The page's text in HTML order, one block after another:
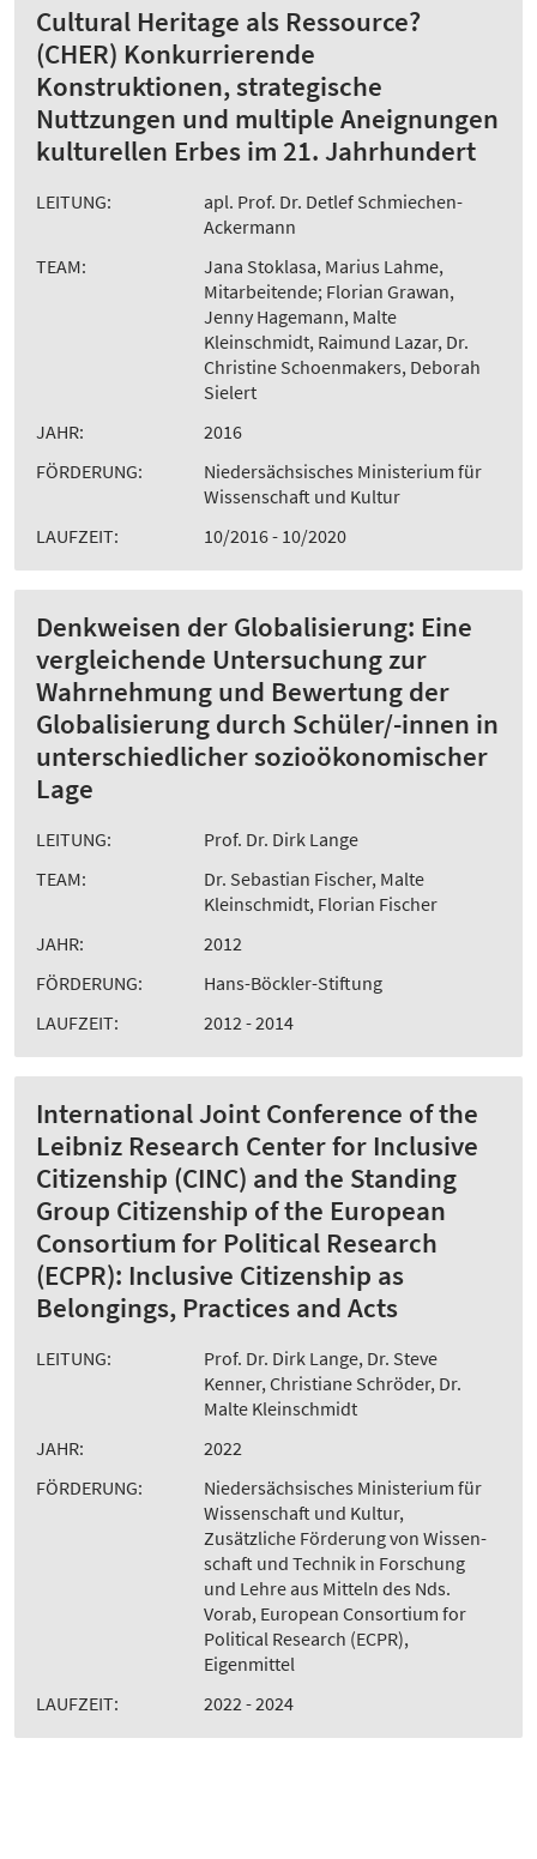
Cultural Heritage als Ressource?
(CHER) Konkurrierende
Konstruktionen, strategische
Nuttzungen und multiple Aneignungen
kulturellen Erbes im 21. Jahrhundert
LEITUNG:
apl. Prof. Dr. Detlef Schmiechen-
Ackermann
TEAM:
Jana Stoklasa, Marius Lahme,
Mitarbeitende; Florian Grawan,
Jenny Hagemann, Malte
Kleinschmidt, Raimund Lazar, Dr.
Christine Schoenmakers, Deborah
Sielert
JAHR:
2016
FÖRDERUNG:
Niedersächsisches Ministerium für
Wissenschaft und Kultur
LAUFZEIT:
10/2016 - 10/2020
Denkweisen der Globalisierung: Eine
vergleichende Untersuchung zur
Wahrnehmung und Bewertung der
Globalisierung durch Schüler/-innen in
unterschiedlicher sozioökonomischer
Lage
LEITUNG:
Prof. Dr. Dirk Lange
TEAM:
Dr. Sebastian Fischer, Malte
Kleinschmidt, Florian Fischer
JAHR:
2012
FÖRDERUNG:
Hans-Böckler-Stiftung
LAUFZEIT:
2012 - 2014
International Joint Conference of the
Leibniz Research Center for Inclusive
Citizenship (CINC) and the Standing
Group Citizenship of the European
Consortium for Political Research
(ECPR): Inclusive Citizenship as
Belongings, Practices and Acts
LEITUNG:
Prof. Dr. Dirk Lange, Dr. Steve
Kenner, Christiane Schröder, Dr.
Malte Kleinschmidt
JAHR:
2022
FÖRDERUNG:
Niedersächsisches Ministerium für
Wissenschaft und Kultur,
Zusätzliche Förderung von Wissen-
schaft und Technik in Forschung
und Lehre aus Mitteln des Nds.
Vorab, European Consortium for
Political Research (ECPR),
Eigenmittel
LAUFZEIT:
2022 - 2024